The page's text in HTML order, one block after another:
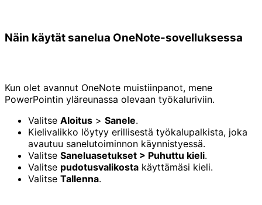
Näin käytät sanelua OneNote-sovelluksessa
Kun olet avannut OneNote muistiinpanot, mene
PowerPointin yläreunassa olevaan työkaluriviin.
Valitse Aloitus > Sanele.
Kielivalikko löytyy erillisestä työkalupalkista, joka
avautuu sanelutoiminnon käynnistyessä.
Valitse Saneluasetukset > Puhuttu kieli.
Valitse pudotusvalikosta käyttämäsi kieli.
Valitse Tallenna.